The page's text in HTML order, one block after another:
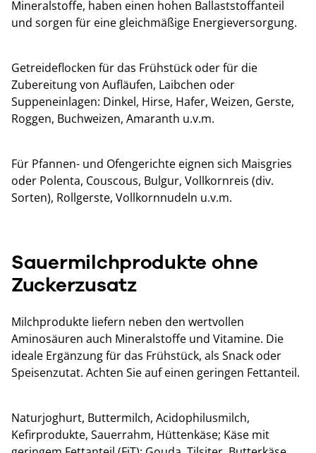
Mineralstoffe, haben einen hohen Ballaststoffanteil
und sorgen für eine gleichmäßige Energieversorgung.
Getreideflocken für das Frühstück oder für die
Zubereitung von Aufläufen, Laibchen oder
Suppeneinlagen: Dinkel, Hirse, Hafer, Weizen, Gerste,
Roggen, Buchweizen, Amaranth u.v.m.
Für Pfannen- und Ofengerichte eignen sich Maisgries
oder Polenta, Couscous, Bulgur, Vollkornreis (div.
Sorten), Rollgerste, Vollkornnudeln u.v.m.
Sauermilchprodukte ohne
Zuckerzusatz
Milchprodukte liefern neben den wertvollen
Aminosäuren auch Mineralstoffe und Vitamine. Die
ideale Ergänzung für das Frühstück, als Snack oder
Speisenzutat. Achten Sie auf einen geringen Fettanteil.
Naturjoghurt, Buttermilch, Acidophilusmilch,
Kefirprodukte, Sauerrahm, Hüttenkäse; Käse mit